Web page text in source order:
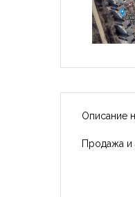
Описание
Продажа и